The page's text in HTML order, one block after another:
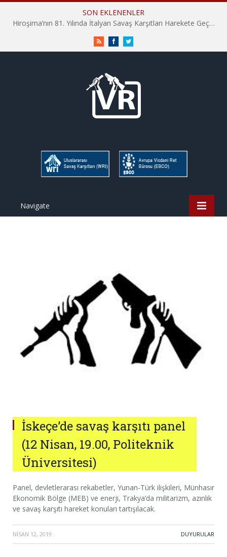
SON EKLENENLER
Hiroşima’nın 81. Yılında İtalyan Savaş Karşıtları Harekete Geçti: “Hatırlamak yeterli değil”
RSS FacebookTwitter
Navigate
İskeçe’de savaş karşıtı panel
(12 Nisan, 19.00, Politeknik
Üniversitesi)
Panel, devletlerarası rekabetler, Yunan-Türk ilişkileri, Münhasır
Ekonomik Bölge (MEB) ve enerji, Trakya’da militarizm, azınlık
ve savaş karşıtı hareket konuları tartışılacak.
NISAN 12, 2019 · DUYURULAR